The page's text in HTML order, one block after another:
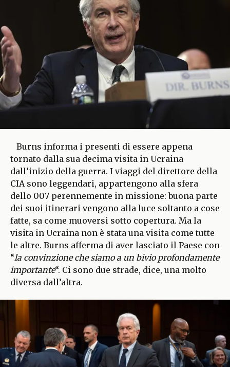
Burns informa i presenti di essere appena
tornato dalla sua decima visita in Ucraina
dall’inizio della guerra. I viaggi del direttore della
CIA sono leggendari, appartengono alla sfera
dello 007 perennemente in missione: buona parte
dei suoi itinerari vengono alla luce soltanto a cose
fatte, sa come muoversi sotto copertura. Ma la
visita in Ucraina non è stata una visita come tutte
le altre. Burns afferma di aver lasciato il Paese con
“la convinzione che siamo a un bivio profondamente
importante“. Ci sono due strade, dice, una molto
diversa dall’altra.